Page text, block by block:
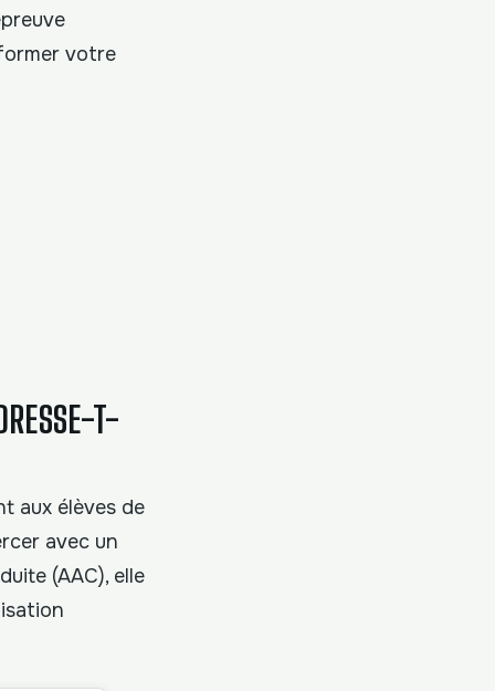
votre
T-
aux élèves de
avec un
(AAC), elle